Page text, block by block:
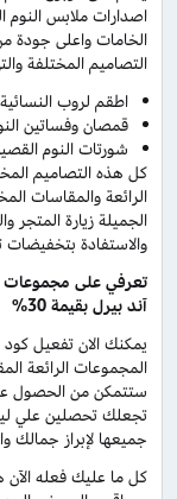
اصدارات ملابس النوم
الخامات واعلى جودة
التصاميم المختلفة
اطقم لروب النسائية
قمصان وفساتين
شورتات النوم
الرائعة والمقاسات
والاستفادة بتخفيضات تصل الى
آند بيرل بقيمة 30%
ستتمكن من الحصول
تجعلك تحصلين علي
جميعها لإبراز جمالك
كل ما عليك فعله الآن